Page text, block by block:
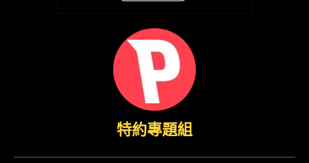
特約專題組